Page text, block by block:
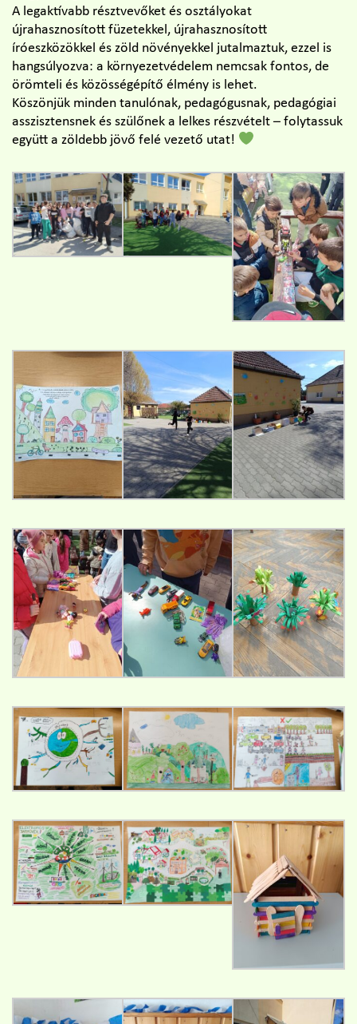
A legaktívabb résztvevőket és osztályokat
újrahasznosított füzetekkel, újrahasznosított
íróeszközökkel és zöld növényekkel jutalmaztuk, ezzel is
hangsúlyozva: a környezetvédelem nemcsak fontos, de
örömteli és közösségépítő élmény is lehet.
Köszönjük minden tanulónak, pedagógusnak, pedagógiai
asszisztensnek és szülőnek a lelkes részvételt – folytassuk
együtt a zöldebb jövő felé vezető utat!